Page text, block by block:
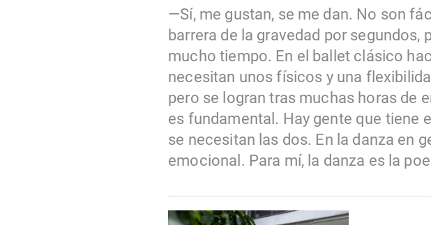
—Sí, me gustan, se me dan. No son
barrera de la gravedad por
mucho tiempo. En el ballet clásico
necesitan unos físicos y una
pero se logran tras muchas horas de
es fundamental. Hay gente que tiene
se necesitan las dos. En la danza en
emocional. Para mí, la danza es la